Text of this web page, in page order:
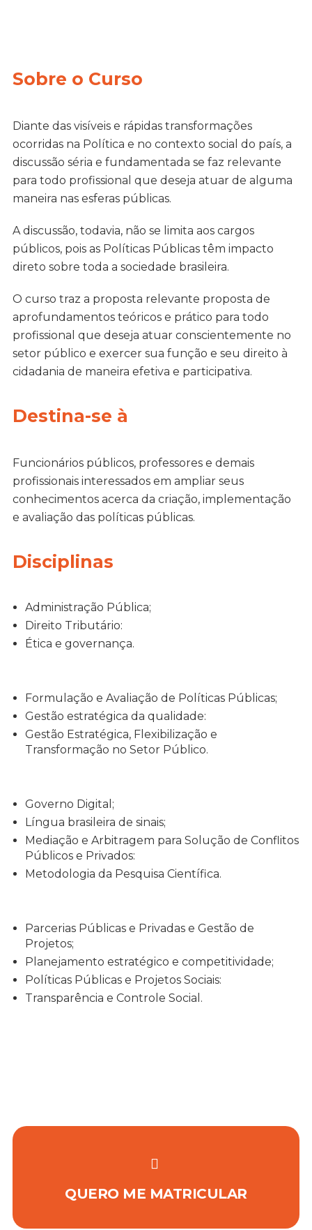
Sobre o Curso
Diante das visíveis e rápidas transformações
ocorridas na Política e no contexto social do país, a
discussão séria e fundamentada se faz relevante
para todo profissional que deseja atuar de alguma
maneira nas esferas públicas.
A discussão, todavia, não se limita aos cargos
públicos, pois as Políticas Públicas têm impacto
direto sobre toda a sociedade brasileira.
O curso traz a proposta relevante proposta de
aprofundamentos teóricos e prático para todo
profissional que deseja atuar conscientemente no
setor público e exercer sua função e seu direito à
cidadania de maneira efetiva e participativa.
Destina-se à
Funcionários públicos, professores e demais
profissionais interessados em ampliar seus
conhecimentos acerca da criação, implementação
e avaliação das políticas públicas.
Disciplinas
Administração Pública;
Direito Tributário:
Ética e governança.
Formulação e Avaliação de Políticas Públicas;
Gestão estratégica da qualidade:
Gestão Estratégica, Flexibilização e
Transformação no Setor Público.
Governo Digital;
Língua brasileira de sinais;
Mediação e Arbitragem para Solução de Conflitos
Públicos e Privados:
Metodologia da Pesquisa Científica.
Parcerias Públicas e Privadas e Gestão de
Projetos;
Planejamento estratégico e competitividade;
Políticas Públicas e Projetos Sociais:
Transparência e Controle Social.
QUERO ME MATRICULAR